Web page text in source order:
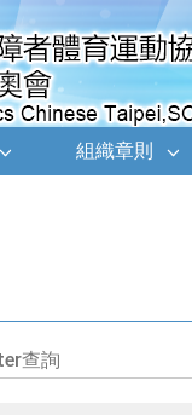
組織章則